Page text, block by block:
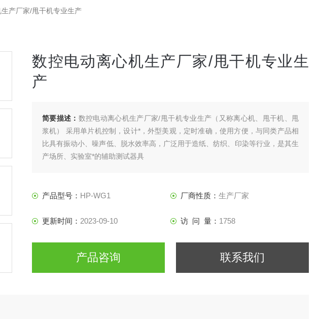
产厂家/甩干机专业生产
数控电动离心机生产厂家/甩干机专业生
产
简要描述： 数控电动离心机生产厂家/甩干机专业生产（又称离心机、甩干机、甩
浆机） 采用单片机控制，设计*，外型美观，定时准确，使用方便，与同类产品相
比具有振动小、噪声低、脱水效率高，广泛用于造纸、纺织、印染等行业，是其生
产场所、实验室*的辅助测试器具
产品型号： HP-WG1 厂商性质： 生产厂家
更新时间： 2023-09-10 访 问 量： 1758
产品咨询 联系我们